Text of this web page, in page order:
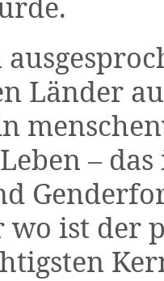
Länder
–
ist der